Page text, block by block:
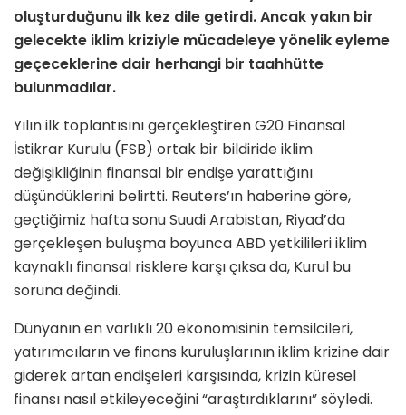
oluşturduğunu ilk kez dile getirdi. Ancak yakın bir
gelecekte iklim kriziyle mücadeleye yönelik eyleme
geçeceklerine dair herhangi bir taahhütte
bulunmadılar.
Yılın ilk toplantısını gerçekleştiren G20 Finansal
İstikrar Kurulu (FSB) ortak bir bildiride iklim
değişikliğinin finansal bir endişe yarattığını
düşündüklerini belirtti. Reuters’ın haberine göre,
geçtiğimiz hafta sonu Suudi Arabistan, Riyad’da
gerçekleşen buluşma boyunca ABD yetkilileri iklim
kaynaklı finansal risklere karşı çıksa da, Kurul bu
soruna değindi.
Dünyanın en varlıklı 20 ekonomisinin temsilcileri,
yatırımcıların ve finans kuruluşlarının iklim krizine dair
giderek artan endişeleri karşısında, krizin küresel
finansı nasıl etkileyeceğini “araştırdıklarını” söyledi.